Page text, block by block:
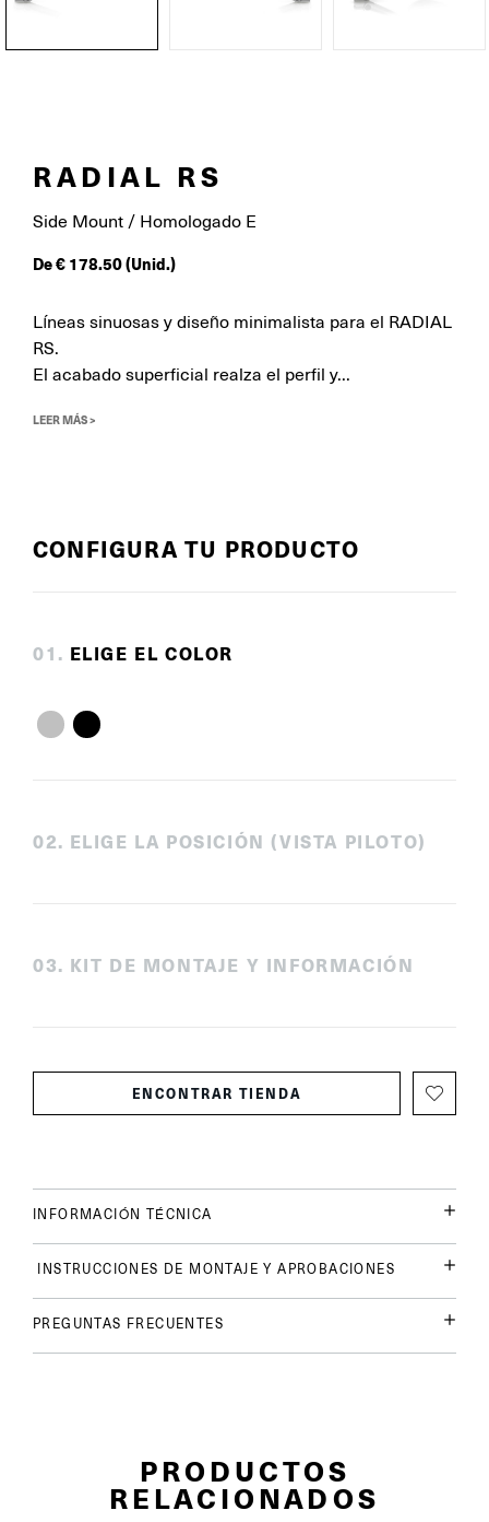
RADIAL RS
Side Mount / Homologado E
De€ 178.50(Unid.)
Líneas sinuosas y diseño minimalista para el RADIAL
RS.
El acabado superficial realza el perfil y...
LEER MÁS >
CONFIGURA TU PRODUCTO
01 . ELIGE EL COLOR
02. ELIGE LA POSICIÓN (VISTA PILOTO)
03. KIT DE MONTAJE Y INFORMACIÓN
ENCONTRAR TIENDA
INFORMACIÓN TÉCNICA
INSTRUCCIONES DE MONTAJE Y APROBACIONES
PREGUNTAS FRECUENTES
PRODUCTOS
RELACIONADOS